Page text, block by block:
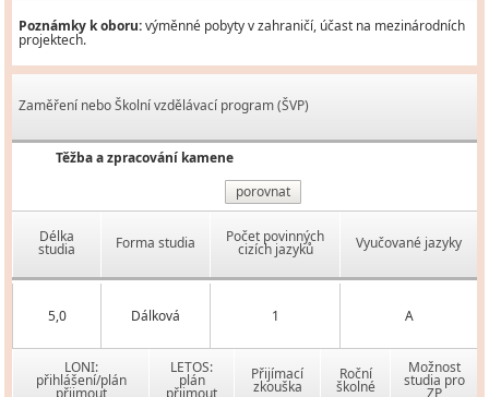
Poznámky k oboru:výměnné pobyty v zahraničí, účast na mezinárodních
projektech.
Zaměření nebo Školní vzdělávací program (ŠVP)
Těžba a zpracování kamene
porovnat
Délka
studia Forma studia Počet povinných
cizích jazyků Vyučované jazyky
5,0 Dálková 1 A
LONI:
přihlášení/plán
LETOS:
plán Přijímací
zkouška
Roční
školné
Možnost
studia pro